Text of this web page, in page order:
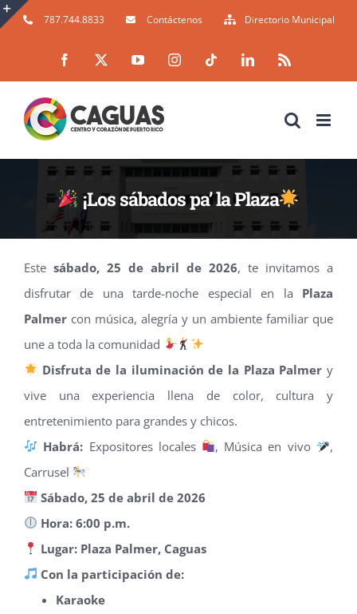
Skip
787.744.8833 Contáctenos Directorio Municipal
Facebook YouTubeInstagramTiktok LinkedIn
¡Los sábados pa’ la Plaza
Este sábado, 25 de abril de 2026, te invitamos a
disfrutar de una tarde-noche especial en la Plaza
Palmercon música, alegría y un ambiente familiar que
une a toda la comunidad
Disfruta de la iluminación de la Plaza Palmer y
vive una experiencia llena de color, cultura y
entretenimiento para grandes y chicos.
Habrá: Expositores locales , Música en vivo
,
Carrusel
Sábado, 25 de abril de 2026
Hora: 6:00 p.m.
Lugar: Plaza Palmer, Caguas
Con la participación de:
Karaoke